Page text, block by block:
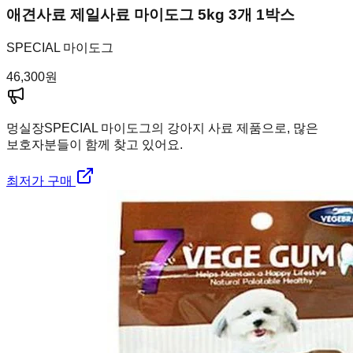
애견사료 제일사료 마이도그 5kg 3개 1박스
SPECIAL 마이도그
46,300원
멍실장SPECIAL 마이도그의 강아지 사료 제품으로, 많은
보호자분들이 함께 찾고 있어요.
최저가 구매